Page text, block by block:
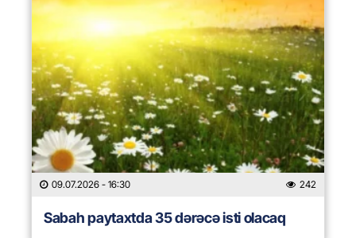
09.07.2026 - 16:30 242
Sabah paytaxtda 35 dərəcə isti olacaq